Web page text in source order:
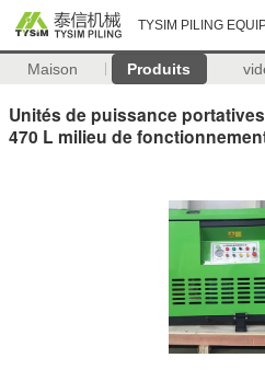
TYSIM PILING
Maison Produits
Unités de puissance
470 L milieu de